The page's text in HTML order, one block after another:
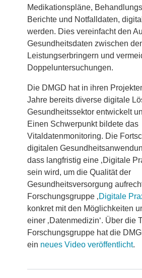
Medikationspläne,
Berichte und Notfalldaten,
werden. Dies vereinfacht den
Gesundheitsdaten zwischen
Leistungserbringern und
Doppeluntersuchungen.
Die DMGD hat in ihren
Jahre bereits diverse digitale
Gesundheitssektor entwickelt
Einen Schwerpunkt bildete das
Vitaldatenmonitoring. Die
digitalen
dass langfristig eine ‚Digitale
sein wird, um die Qualität der
Gesundheitsversorgung
Forschungsgruppe ‚Digitale
konkret mit den Möglichkeiten
einer ‚Datenmedizin‘. Über die
Forschungsgruppe hat die
ein neues Video veröffentlicht.